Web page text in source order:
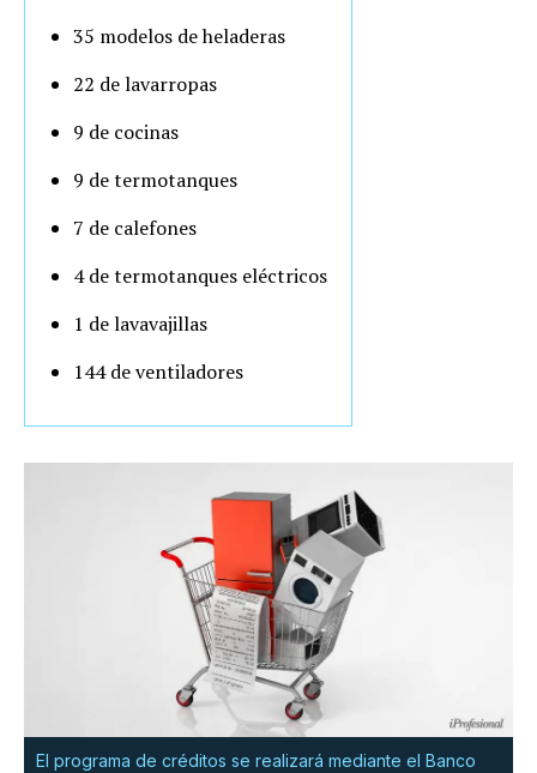
35 modelos de heladeras
22 de lavarropas
9 de cocinas
9 de termotanques
7 de calefones
4 de termotanques eléctricos
1 de lavavajillas
144 de ventiladores
El programa de créditos se realizará mediante el Banco